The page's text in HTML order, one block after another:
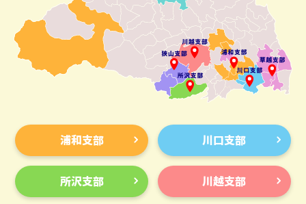
浦和支部 川口支部
所沢支部 川越支部